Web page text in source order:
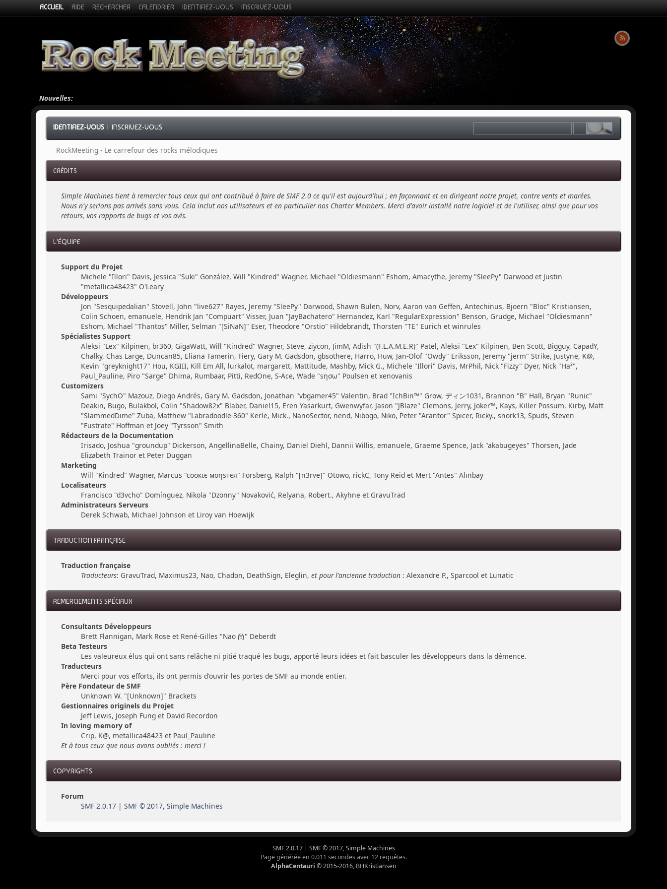
ACCUEIL AIDE RECHERCHER CALENDRIER IDENTIFIEZ-VOUS INSCRIVEZ-VOUS
Nouvelles:
IDENTIFIEZ-VOUS |INSCRIVEZ-VOUS
RockMeeting - Le carrefour des rocks mélodiques
CRÉDITS
Simple Machines tient à remercier tous ceux qui ont contribué à faire de SMF 2.0 ce qu'il est aujourd'hui ; en façonnant et en dirigeant notre projet, contre vents et marées.
Nous n'y serions pas arrivés sans vous. Cela inclut nos utilisateurs et en particulier nos Charter Members. Merci d'avoir installé notre logiciel et de l'utiliser, ainsi que pour vos
retours, vos rapports de bugs et vos avis.
L'ÉQUIPE
Support du Projet
Michele "Illori" Davis, Jessica "Suki" González, Will "Kindred" Wagner, Michael "Oldiesmann" Eshom, Amacythe, Jeremy "SleePy" Darwood et Justin
"metallica48423" O'Leary
Développeurs
Jon "Sesquipedalian" Stovell, John "live627" Rayes, Jeremy "SleePy" Darwood, Shawn Bulen, Norv, Aaron van Geffen, Antechinus, Bjoern "Bloc" Kristiansen,
Colin Schoen, emanuele, Hendrik Jan "Compuart" Visser, Juan "JayBachatero" Hernandez, Karl "RegularExpression" Benson, Grudge, Michael "Oldiesmann"
Eshom, Michael "Thantos" Miller, Selman "[SiNaN]" Eser, Theodore "Orstio" Hildebrandt, Thorsten "TE" Eurich et winrules
Spécialistes Support
Aleksi "Lex" Kilpinen, br360, GigaWatt, Will "Kindred" Wagner, Steve, ziycon, JimM, Adish "(F.L.A.M.E.R)" Patel, Aleksi "Lex" Kilpinen, Ben Scott, Bigguy, CapadY,
Chalky, Chas Large, Duncan85, Eliana Tamerin, Fiery, Gary M. Gadsdon, gbsothere, Harro, Huw, Jan-Olof "Owdy" Eriksson, Jeremy "jerm" Strike, Justyne, K@,
Kevin "greyknight17" Hou, KGIII, Kill Em All, lurkalot, margarett, Mattitude, Mashby, Mick G., Michele "Illori" Davis, MrPhil, Nick "Fizzy" Dyer, Nick "Ha²",
Paul_Pauline, Piro "Sarge" Dhima, Rumbaar, Pitti, RedOne, S-Ace, Wade "sησω" Poulsen et xenovanis
Customizers
Sami "SychO" Mazouz, Diego Andrés, Gary M. Gadsdon, Jonathan "vbgamer45" Valentin, Brad "IchBin™" Grow, ディン1031, Brannon "B" Hall, Bryan "Runic"
Deakin, Bugo, Bulakbol, Colin "Shadow82x" Blaber, Daniel15, Eren Yasarkurt, Gwenwyfar, Jason "JBlaze" Clemons, Jerry, Joker™, Kays, Killer Possum, Kirby, Matt
"SlammedDime" Zuba, Matthew "Labradoodle-360" Kerle, Mick., NanoSector, nend, Nibogo, Niko, Peter "Arantor" Spicer, Ricky., snork13, Spuds, Steven
"Fustrate" Hoffman et Joey "Tyrsson" Smith
Rédacteurs de la Documentation
Irisado, Joshua "groundup" Dickerson, AngellinaBelle, Chainy, Daniel Diehl, Dannii Willis, emanuele, Graeme Spence, Jack "akabugeyes" Thorsen, Jade
Elizabeth Trainor et Peter Duggan
Marketing
Will "Kindred" Wagner, Marcus "cσσкιє мσηѕтєя" Forsberg, Ralph "[n3rve]" Otowo, rickC, Tony Reid et Mert "Antes" Alınbay
Localisateurs
Francisco "d3vcho" Domínguez, Nikola "Dzonny" Novaković, Relyana, Robert., Akyhne et GravuTrad
Administrateurs Serveurs
Derek Schwab, Michael Johnson et Liroy van Hoewijk
TRADUCTION FRANÇAISE
Traduction française
Traducteurs: GravuTrad, Maximus23, Nao, Chadon, DeathSign, Eleglin, et pour l'ancienne traduction: Alexandre P., Sparcool et Lunatic
REMERCIEMENTS SPÉCIAUX
Consultants Développeurs
Brett Flannigan, Mark Rose et René-Gilles "Nao 尚" Deberdt
Beta Testeurs
Les valeureux élus qui ont sans relâche ni pitié traqué les bugs, apporté leurs idées et fait basculer les développeurs dans la démence.
Traducteurs
Merci pour vos efforts, ils ont permis d'ouvrir les portes de SMF au monde entier.
Père Fondateur de SMF
Unknown W. "[Unknown]" Brackets
Gestionnaires originels du Projet
Jeff Lewis, Joseph Fung et David Recordon
In loving memory of
Crip, K@, metallica48423 et Paul_Pauline
Et à tous ceux que nous avons oubliés : merci !
COPYRIGHTS
Forum
SMF 2.0.17| SMF © 2017, Simple Machines
SMF 2.0.17| SMF © 2017,Simple Machines
Page générée en 0.011 secondes avec 12 requêtes.
AlphaCentauri © 2015-2016, BHKristiansen